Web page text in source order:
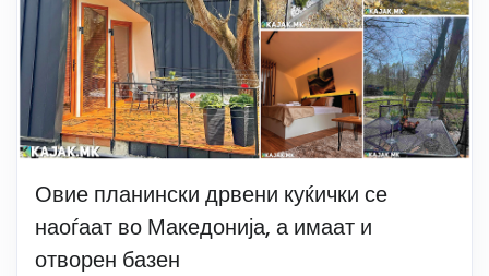
Овие планински дрвени куќички се
наоѓаат во Македонија, а имаат и
отворен базен